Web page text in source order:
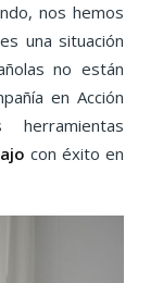
nos hemos
una situación
no están
en Acción
con éxito en